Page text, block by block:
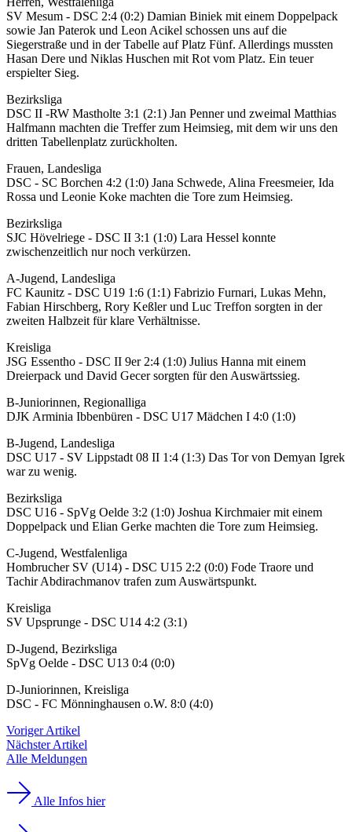
SV Mesum - DSC 2:4 (0:2) Damian Biniek mit einem Doppelpack
sowie Jan Paterok und Leon Acikel schossen uns auf die
Siegerstraße und in der Tabelle auf Platz Fünf. Allerdings mussten
Hasan Dere und Niklas Huschen mit Rot vom Platz. Ein teuer
erspielter Sieg.
Bezirksliga
DSC II -RW Mastholte 3:1 (2:1) Jan Penner und zweimal Matthias
Halfmann machten die Treffer zum Heimsieg, mit dem wir uns den
dritten Tabellenplatz zurückholten.
Frauen, Landesliga
DSC - SC Borchen 4:2 (1:0) Jana Schwede, Alina Freesmeier, Ida
Rossa und Leonie Koke machten die Tore zum Heimsieg.
Bezirksliga
SJC Hövelriege - DSC II 3:1 (1:0) Lara Hessel konnte
zwischenzeitlich nur noch verkürzen.
A-Jugend, Landesliga
FC Kaunitz - DSC U19 1:6 (1:1) Fabrizio Furnari, Lukas Mehn,
Fabian Hirschberg, Rory Keßler und Luc Treffon sorgten in der
zweiten Halbzeit für klare Verhältnisse.
Kreisliga
JSG Essentho - DSC II 9er 2:4 (1:0) Julius Hanna mit einem
Dreierpack und David Gecer sorgten für den Auswärtssieg.
B-Juniorinnen, Regionalliga
DJK Arminia Ibbenbüren - DSC U17 Mädchen I 4:0 (1:0)
B-Jugend, Landesliga
DSC U17 - SV Lippstadt 08 II 1:4 (1:3) Das Tor von Demyan Igrek
war zu wenig.
Bezirksliga
DSC U16 - SpVg Oelde 3:2 (1:0) Joshua Kirchmaier mit einem
Doppelpack und Elian Gerke machten die Tore zum Heimsieg.
C-Jugend, Westfalenliga
Hombrucher SV (U14) - DSC U15 2:2 (0:0) Fode Traore und
Tachir Abdirachmanov trafen zum Auswärtspunkt.
Kreisliga
SV Upsprunge - DSC U14 4:2 (3:1)
D-Jugend, Bezirksliga
SpVg Oelde - DSC U13 0:4 (0:0)
D-Juniorinnen, Kreisliga
DSC - FC Mönninghausen o.W. 8:0 (4:0)
Voriger Artikel
Nächster Artikel
Alle Meldungen
Alle Infos hier